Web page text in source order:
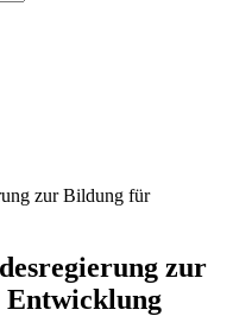
zur Bildung für
zur
Entwicklung